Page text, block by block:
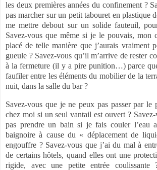
les deux premières années du confinement ?
pas marcher sur un petit tabouret en plastique
me mettre debout sur un solide fauteuil,
Savez-vous que même si je le pouvais, mon
placé de telle manière que j’aurais vraiment
gueule ? Savez-vous qu’il m’arrive de rester
à la fermeture (il y a pire punition…) parce
faufiler entre les éléments du mobilier de la
nuit, dans la salle du bar ?
Savez-vous que je ne peux pas passer par le
chez moi si un seul vantail est ouvert ?
pas prendre un bain si je fais couler l’eau
baignoire à cause du « déplacement de
engouffre ? Savez-vous que j’ai du mal à
de certains hôtels, quand elles ont une
rigide, avec une petite entrée coulissante